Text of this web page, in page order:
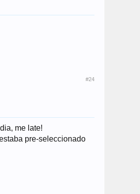
#24
me late!
pre-seleccionado